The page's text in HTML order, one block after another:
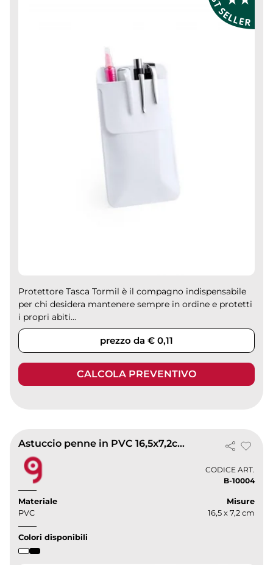
Protettore Tasca Tormil è il compagno indispensabile
per chi desidera mantenere sempre in ordine e protetti
i propri abiti...
prezzo da € 0,11
CALCOLA PREVENTIVO
Astuccio penne in PVC 16,5x7,2cm trasparente
CODICE ART.
B-10004
Materiale
PVC
Misure
16,5 x 7,2 cm
Colori disponibili